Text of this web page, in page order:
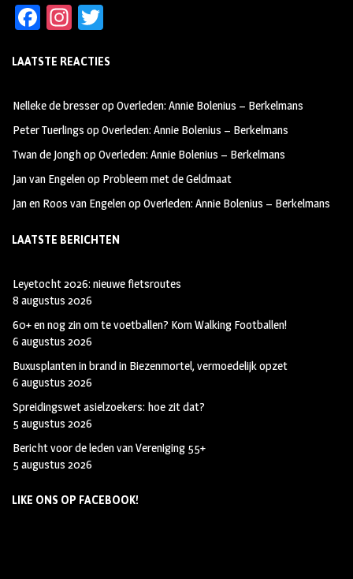
Fa
b
oo
k
In
ag
m
tt
LAATSTE REACTIES
Nelleke de bresseropOverleden: Annie Bolenius – Berkelmans
Peter Tuerlings opOverleden: Annie Bolenius – Berkelmans
Twan de JonghopOverleden: Annie Bolenius – Berkelmans
Jan van Engelenop Probleem met de Geldmaat
Jan en Roos van EngelenopOverleden: Annie Bolenius – Berkelmans
LAATSTE BERICHTEN
Leyetocht 2026: nieuwe fietsroutes
8 augustus 2026
60+ en nog zin om te voetballen? Kom Walking Footballen!
6 augustus 2026
Buxusplanten in brand in Biezenmortel, vermoedelijk opzet
6 augustus 2026
Spreidingswet asielzoekers: hoe zit dat?
5 augustus 2026
Bericht voor de leden van Vereniging 55+
5 augustus 2026
LIKE ONS OP FACEBOOK!